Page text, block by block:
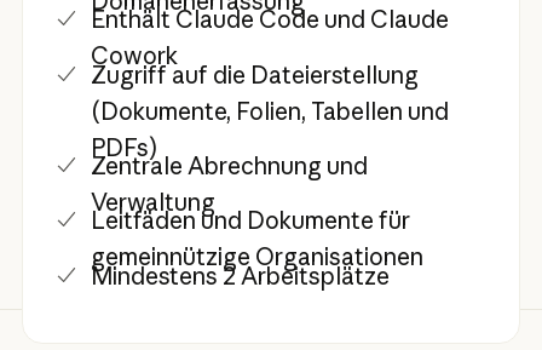
Enthält Claude Code und Claude
Cowork
Zugriff auf die Dateierstellung
(Dokumente, Folien, Tabellen und
PDFs)
Zentrale Abrechnung und
Verwaltung
Leitfäden und Dokumente für
gemeinnützige Organisationen
Mindestens 2 Arbeitsplätze